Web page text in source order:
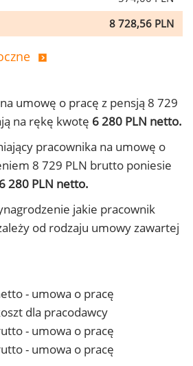
8 728,56 PLN
umowę o pracę z pensją 8 729
na rękę kwotę 6 280 PLN netto.
pracownika na umowę o
8 729 PLN brutto poniesie
6 280 PLN netto.
jakie pracownik
od rodzaju umowy zawartej
- umowa o pracę
dla pracodawcy
- umowa o pracę
- umowa o pracę